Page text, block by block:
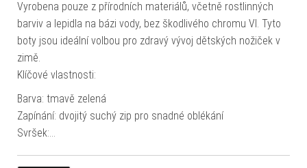
Vyrobena pouze z přírodních materiálů, včetně rostlinných
barviv a lepidla na bázi vody, bez škodlivého chromu VI. Tyto
boty jsou ideální volbou pro zdravý vývoj dětských nožiček v
zimě.
Klíčové vlastnosti:
Barva: tmavě zelená
Zapínání: dvojitý suchý zip pro snadné oblékání
Svršek:…